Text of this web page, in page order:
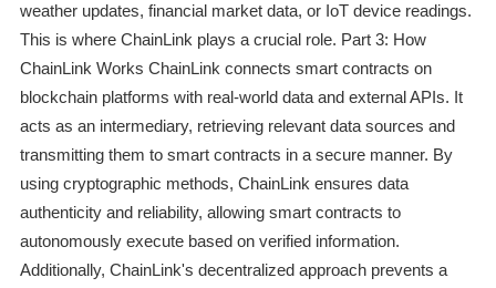
weather updates, financial market data, or IoT device readings.
This is where ChainLink plays a crucial role. Part 3: How
ChainLink Works ChainLink connects smart contracts on
blockchain platforms with real-world data and external APIs. It
acts as an intermediary, retrieving relevant data sources and
transmitting them to smart contracts in a secure manner. By
using cryptographic methods, ChainLink ensures data
authenticity and reliability, allowing smart contracts to
autonomously execute based on verified information.
Additionally, ChainLink's decentralized approach prevents a